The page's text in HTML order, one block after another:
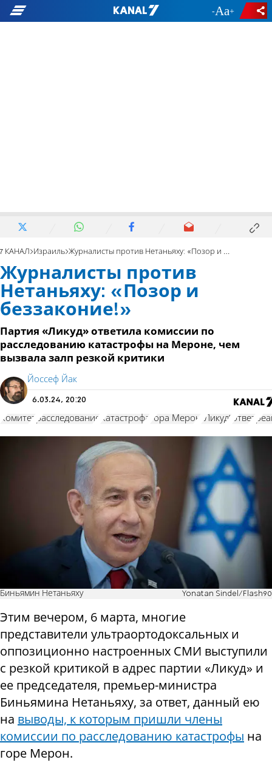
- +
7 КАНАЛ Израиль Журналисты против Нетаньяху: «Позор и беззаконие!»
Журналисты против
Нетаньяху: «Позор и
беззаконие!»
Партия «Ликуд» ответила комиссии по
расследованию катастрофы на Мероне, чем
вызвала залп резкой критики
Йоссеф Йак
6.03.24, 20:20
Комитет расследование Катастрофа гора Мерон "Ликуд" ответ
Биньямин Нетаньяху Yonatan Sindel/Flash90
Этим вечером, 6 марта, многие
представители ультраортодоксальных и
оппозиционно настроенных СМИ выступили
с резкой критикой в адрес партии «Ликуд» и
ее председателя, премьер-министра
Биньямина Нетаньяху, за ответ, данный ею
на выводы, к которым пришли члены
комиссии по расследованию катастрофы на
горе Мерон.